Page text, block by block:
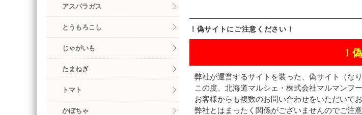
！偽サイトにご注意ください！
！
弊社が運営するサイトを装った、偽サイト（な
この度、北海道マルシェ・株式会社マルマンフ
お客様からも複数のお問い合わせをいただいて
弊社とはまったく関係がございませんのでご注意
アスパラガス
とうもろこし
じゃがいも
たまねぎ
トマト
かぼちゃ